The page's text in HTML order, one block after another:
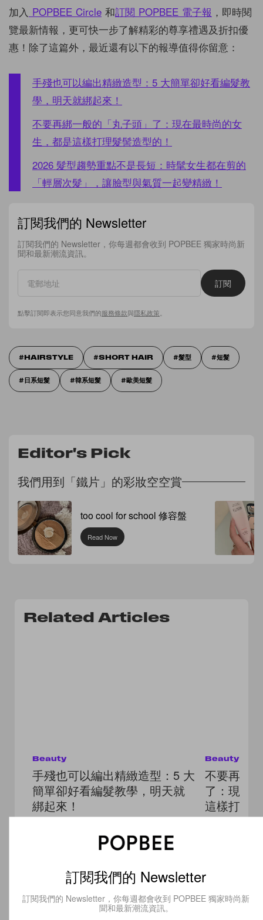
加入 POPBEE Circle 和訂閱 POPBEE 電子報 ，即時閱
覽最新情報，更可快一步了解精彩的尊享禮遇及折扣優
惠！除了這篇外，最近還有以下的報導值得你留意：
手殘也可以編出精緻造型：5 大簡單卻好看編髮教
學，明天就綁起來！
不要再綁一般的「丸子頭」了：現在最時尚的女
生，都是這樣打理髮髻造型的！
2026 髮型趨勢重點不是長短：時髦女生都在剪的
「輕層次髮」，讓臉型與氣質一起變精緻！
訂閱我們的 Newsletter
訂閱我們的 Newsletter，你每週都會收到 POPBEE 獨家時尚新
聞和最新潮流資訊。
訂閱
點擊訂閱即表示您同意我們的服務條款與隱私政策
HAIRSTYLE SHORT HAIR 髮型 短髮
日系短髮 韓系短髮 歐美短髮
Editor's Pick
我們用到「鐵片」的彩妝空空賞
too cool for school 修容盤
Read Now
Related Articles
Beauty
手殘也可以編出精緻造型：5 大
簡單卻好看編髮教學，明天就
綁起來！
Beauty
不要再綁
了：現在
這樣打理
Read Next
訂閱我們的 Newsletter
訂閱我們的 Newsletter，你每週都會收到 POPBEE 獨家時尚新
聞和最新潮流資訊。